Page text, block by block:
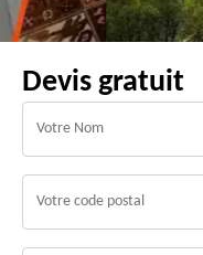
Devis gratuit